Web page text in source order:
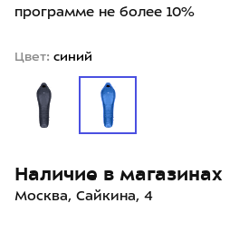
программе не более 10%
Цвет: синий
Наличие в магазинах
Москва, Сайкина, 4